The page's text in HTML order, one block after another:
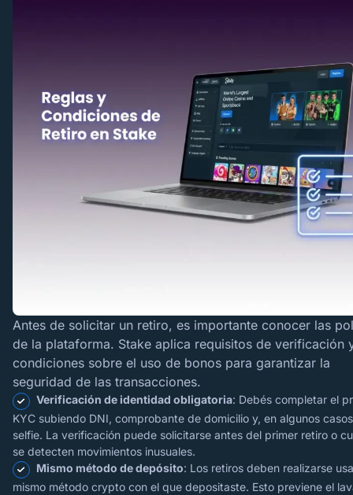
Antes de solicitar un retiro, es importante conocer las
de la plataforma. Stake aplica requisitos de verificación
condiciones sobre el uso de bonos para garantizar la
seguridad de las transacciones.
Verificación de identidad obligatoria: Debés completar el
KYC subiendo DNI, comprobante de domicilio y, en algunos
selfie. La verificación puede solicitarse antes del primer retiro o
se detecten movimientos inusuales.
Mismo método de depósito: Los retiros deben realizarse
mismo método crypto con el que depositaste. Esto previene el